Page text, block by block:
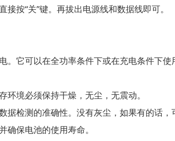
按“关”键。再拔出电源线和数据线即可。
它可以在全功率条件下或在充电条件下使
境必须保持干燥，无尘，无震动。
检测的准确性。没有灰尘，如果有的话，
保电池的使用寿命。